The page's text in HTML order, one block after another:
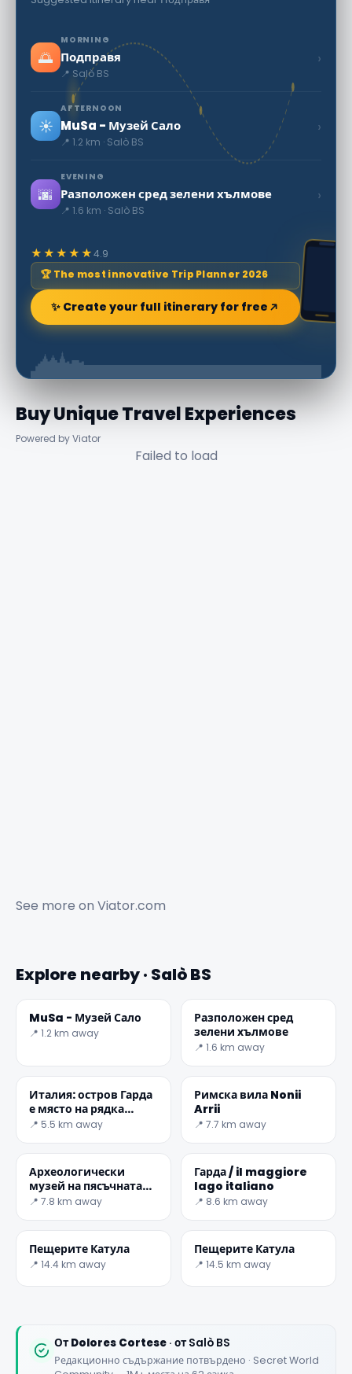
🌅
MORNING
Подправя
📍 Salò BS
›
☀️
AFTERNOON
MuSa - Музей Сало
📍 1.2 km · Salò BS
›
🌆
EVENING
Разположен сред зелени хълмове
📍 1.6 km · Salò BS
›
★★★★★4.9
🏆 The most innovative Trip Planner 2026
✨ Create your full itinerary for free
Buy Unique Travel Experiences
Powered by Viator
Failed to load
See more on Viator.com
Explore nearby · Salò BS
MuSa - Музей Сало
📍 1.2 km away
Разположен сред
зелени хълмове
📍 1.6 km away
Италия: остров Гарда
е място на рядка
красота
📍 5.5 km away
Римска вила Nonii
Arrii
📍 7.7 km away
Археологически
музей на пясъчната
долина
📍 7.8 km away
Гарда / il maggiore
lago italiano
📍 8.6 km away
Пещерите Катула
📍 14.4 km away
Пещерите Катула
📍 14.5 km away
ОтDolores Cortese · от Salò BS
Редакционно съдържание потвърдено · Secret World
★★★★★